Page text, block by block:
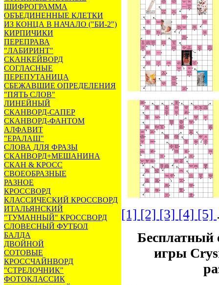
ШИФРОГРАММА
ОБЪЕДИНЕННЫЕ КЛЕТКИ
ИЗ КОНЦА В НАЧАЛО ("БИ-2")
КИРПИЧИКИ
ПЕРЕПРАВА
"ЛАБИРИНТ"
СКАНКЕЙВОРД
СОГЛАСНЫЕ
ПЕРЕПУТАНИЦА
СБЕЖАВШИЕ ОПРЕДЕЛЕНИЯ
"ПЯТЬ СЛОВ"
ЛИНЕЙНЫЙ
СКАНВОРД-САПЕР
СКАНВОРД-ФАНТОМ
АЛФАВИТ
"ЕРАЛАШ"
СЛОВА ДЛЯ ФРАЗЫ
СКАНВОРД+МЕШАНИНА
СКАН & КРОСС
СВОЕОБРАЗНЫЕ
РАЗНОЕ
КРОССВОРД
КЛАССИЧЕСКИЙ КРОССВОРД
ИТАЛЬЯНСКИЙ
"ТУМАННЫЙ" КРОССВОРД
СЛОВЕСНЫЙ ФУТБОЛ
БАЛДА
ДВОЙНОЙ
СОТОВЫЕ
КРОССЧАЙНВОРД
"СТРЕЛОЧНИК"
ФОТОКЛАССИК
[1] [2] [3] [4] [5]
игры